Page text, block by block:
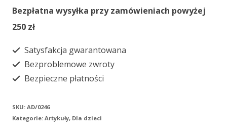
bohaterowie
Biblii
memory
zgadywanki
Bezpłatna wysyłka przy zamówieniach powyżej
250 zł
Satysfakcja gwarantowana
Bezproblemowe zwroty
Bezpieczne płatności
SKU: AD/0246
Kategorie: Artykuły, Dla dzieci